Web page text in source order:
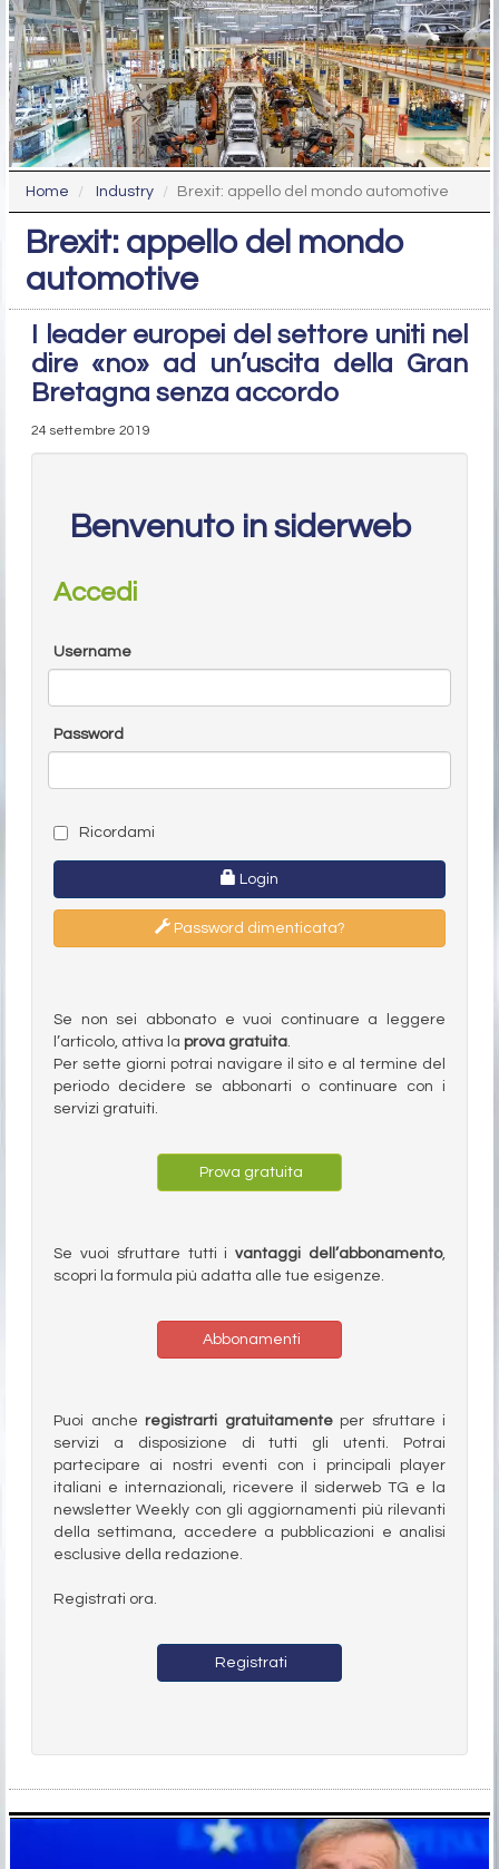
Home Industry Brexit: appello del mondo automotive
Brexit: appello del mondo
automotive
I leader europei del settore uniti nel
dire «no» ad un’uscita della Gran
Bretagna senza accordo
24 settembre 2019
Benvenuto in siderweb
Accedi
Username
Password
Ricordami
Login
Password dimenticata?
Se non sei abbonato e vuoi continuare a leggere
l’articolo, attiva la prova gratuita.
Per sette giorni potrai navigare il sito e al termine del
periodo decidere se abbonarti o continuare con i
servizi gratuiti.
Prova gratuita
Se vuoi sfruttare tutti ivantaggi dell’abbonamento,
scopri la formula più adatta alle tue esigenze.
Abbonamenti
Puoi anche registrarti gratuitamenteper sfruttare i
servizi a disposizione di tutti gli utenti. Potrai
partecipare ai nostri eventi con i principali player
italiani e internazionali, ricevere il siderweb TG e la
newsletter Weekly con gli aggiornamenti più rilevanti
della settimana, accedere a pubblicazioni e analisi
esclusive della redazione.
Registrati ora.
Registrati